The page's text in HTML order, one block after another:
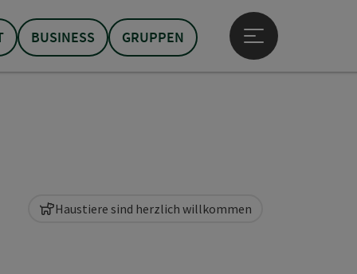
BUSINESS GRUPPEN
Hauptmenü öffnen
Haustiere sind herzlich willkommen